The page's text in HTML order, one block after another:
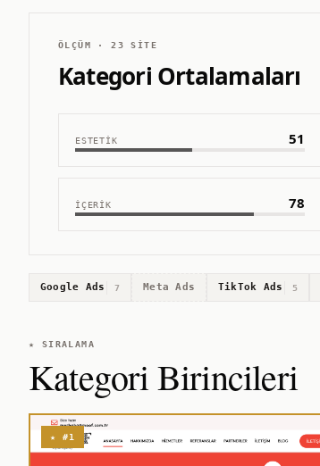
ÖLÇÜM ·23 SITE
Kategori Ortalamaları
ESTETIK 51
İÇERIK 78
Google Ads 7 Meta Ads TikTok Ads 5
★ SIRALAMA
Kategori Birincileri
★ #1